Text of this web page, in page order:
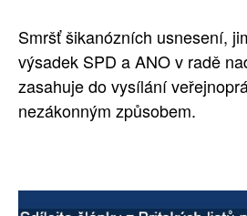
Smršť šikanózních usnesení,
výsadek SPD a ANO v radě
zasahuje do vysílání
nezákonným způsobem.